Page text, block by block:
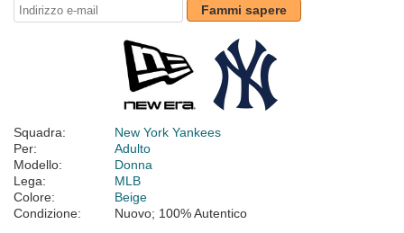
Fammi sapere
Squadra:
New York Yankees
Per:
Adulto
Modello:
Donna
Lega:
MLB
Colore:
Beige
Condizione:
Nuovo; 100% Autentico